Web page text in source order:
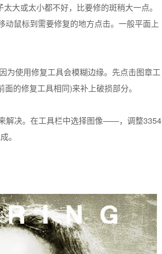
大或太小都不好，比要修的斑稍大一点。
鼠标到需要修复的地方点击。一般平面上
为使用修复工具会模糊边缘。先点击图章工
的修复工具相同)来补上破损部分。
解决。在工具栏中选择图像——，调整3354
。